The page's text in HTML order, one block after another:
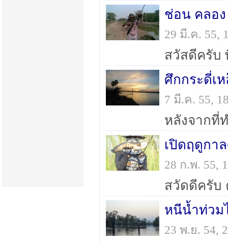
ช่อน คลอง
29 มี.ค. 55,
ศึกกระดี่เ
7 มี.ค. 55,
เปิดฤดูกา
28 ก.พ. 55,
หนีน้ำท่วม
23 พ.ย. 54,